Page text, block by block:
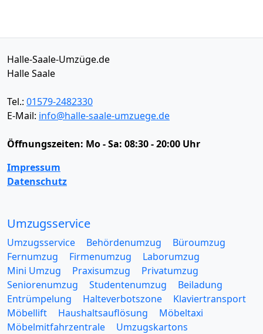
Halle-Saale-Umzüge.de
Halle Saale
Tel.: 01579-2482330
E-Mail: info@halle-saale-umzuege.de
Öffnungszeiten: Mo - Sa: 08:30 - 20:00 Uhr
Impressum
Datenschutz
Umzugsservice
Umzugsservice Behördenumzug
Büroumzug
Fernumzug
Firmenumzug
Laborumzug
Mini Umzug
Praxisumzug
Privatumzug
Seniorenumzug
Studentenumzug
Beiladung
Entrümpelung
Halteverbotszone
Klaviertransport
Möbellift
Haushaltsauflösung
Möbeltaxi
Möbelmitfahrzentrale
Umzugskartons